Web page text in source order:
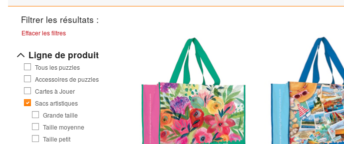
Filtrer les résultats :
Effacer les filtres
Ligne de produit
Tous les puzzles
Accessoires de puzzles
Cartes à Jouer
Sacs artistiques
Grande taille
Taille moyenne
Taille petit